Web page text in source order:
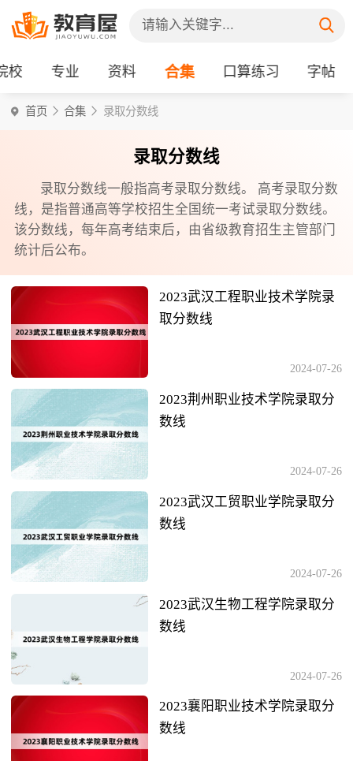
校 专业 资料 合集 口算练习 字帖
首页 合集 录取分数线
录取分数线
录取分数线一般指高考录取分数线。 高考录取分数
线，是指普通高等学校招生全国统一考试录取分数线。
该分数线，每年高考结束后，由省级教育招生主管部门
统计后公布。
2023武汉工程职业技术学院录
取分数线
2024-07-26
2023荆州职业技术学院录取分
数线
2024-07-26
2023武汉工贸职业学院录取分
数线
2024-07-26
2023武汉生物工程学院录取分
数线
2024-07-26
2023襄阳职业技术学院录取分
数线